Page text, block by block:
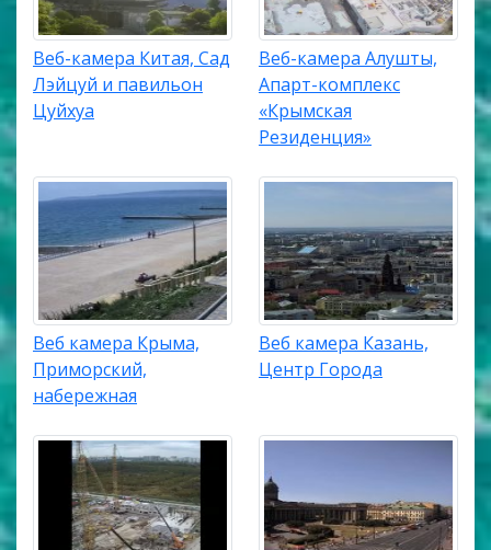
Веб-камера Китая, Сад
Лэйцуй и павильон
Цуйхуа
Веб-камера Алушты,
Апарт-комплекс
«Крымская
Резиденция»
Веб камера Крыма,
Приморский,
набережная
Веб камера Казань,
Центр Города